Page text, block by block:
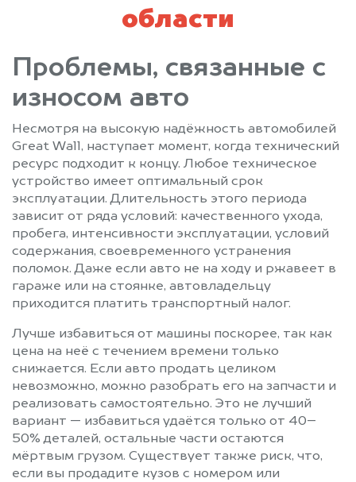
области
Проблемы, связанные с
износом авто
Несмотря на высокую надёжность автомобилей
Great Wall, наступает момент, когда технический
ресурс подходит к концу. Любое техническое
устройство имеет оптимальный срок
эксплуатации. Длительность этого периода
зависит от ряда условий: качественного ухода,
пробега, интенсивности эксплуатации, условий
содержания, своевременного устранения
поломок. Даже если авто не на ходу и ржавеет в
гараже или на стоянке, автовладельцу
приходится платить транспортный налог.
Лучше избавиться от машины поскорее, так как
цена на неё с течением времени только
снижается. Если авто продать целиком
невозможно, можно разобрать его на запчасти и
реализовать самостоятельно. Это не лучший
вариант — избавиться удаётся только от 40–
50% деталей, остальные части остаются
мёртвым грузом. Существует также риск, что,
если вы продадите кузов с номером или